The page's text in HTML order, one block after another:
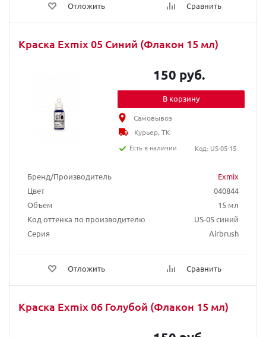
Отложить Сравнить
Краска Exmix 05 Синий (Флакон 15 мл)
Бренд/Производитель
Exmix
Цвет
040844
Объем
15 мл
Код оттенка по производителю
US-05 синий
Серия
Airbrush
Отложить Сравнить
150 руб.
В корзину
Самовывоз
Курьер, ТК
Есть в наличии
Код: US-05-15
Краска Exmix 06 Голубой (Флакон 15 мл)